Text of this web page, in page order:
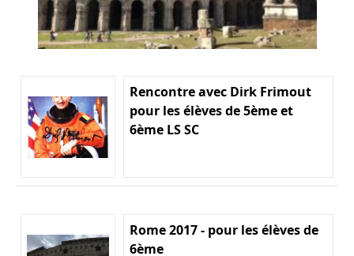
Rencontre avec Dirk Frimout
pour les élèves de 5ème et
6ème LS SC
Rome 2017 - pour les élèves de
6ème